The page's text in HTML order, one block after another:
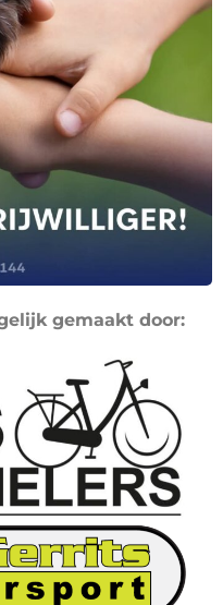
gemaakt door: